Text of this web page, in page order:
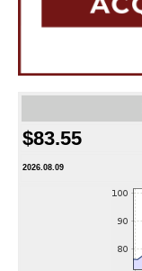
$83.55
2026.08.09